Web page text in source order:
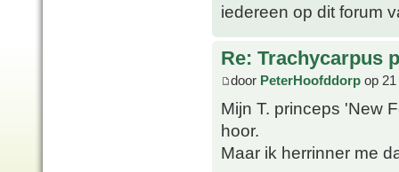
iedereen op dit forum
Re: Trachycarpus
door PeterHoofddorp op
Mijn T. princeps 'New
hoor.
Maar ik herrinner me